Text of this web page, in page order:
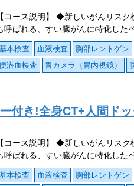
【コース説明】 ◆新しいがんリスク
呼ばれる、すい臓がんに特化した
本検査 血液検査 胸部レントゲン
潜血検査
胃カメラ（胃内視鏡）
付き!全身CT+人間ド
【コース説明】 ◆新しいがんリスク
呼ばれる、すい臓がんに特化した
本検査 血液検査 胸部レントゲン